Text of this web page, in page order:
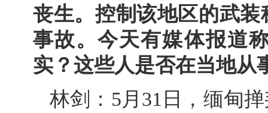
丧生。控制该地区的武
事故。今天有媒体报道
实？这些人是否在当地从
林剑：5月31日，缅甸